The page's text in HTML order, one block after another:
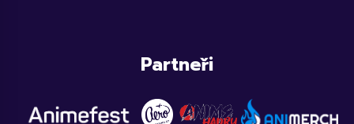
Partneři